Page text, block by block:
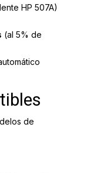
HP 507A)
(al 5% de
de